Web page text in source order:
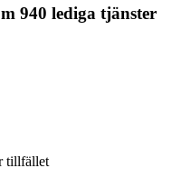
940 lediga tjänster
tillfället